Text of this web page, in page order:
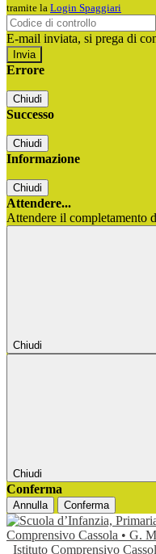
tramite la Login Spaggiari
E-mail inviata, si prega di
Errore
Chiudi
Successo
Chiudi
Informazione
Chiudi
Attendere...
Attendere il completamento
Chiudi
Chiudi
Conferma
Annulla Conferma
Istituto Comprensivo